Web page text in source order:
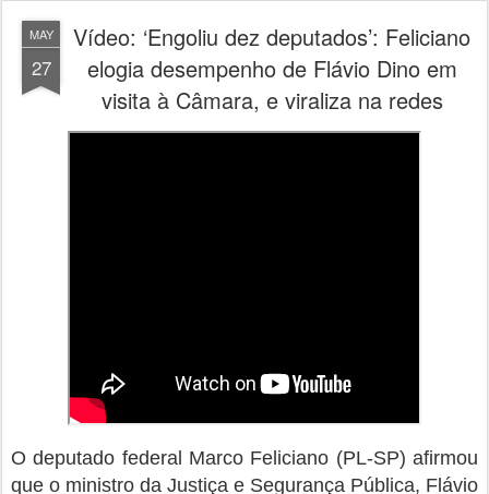
MAY
27
Vídeo: ‘Engoliu dez deputados’: Feliciano
elogia desempenho de Flávio Dino em
visita à Câmara, e viraliza na redes
O deputado federal Marco Feliciano (PL-SP) afirmou
que o ministro da Justiça e Segurança Pública, Flávio